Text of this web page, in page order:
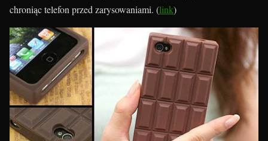
chroniąc telefon przed zarysowaniami. (link)